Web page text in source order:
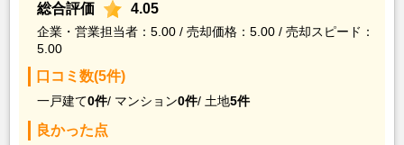
総合評価
4.05
企業・営業担当者：5.00 / 売却価格：5.00 / 売却スピード：
5.00
口コミ数(5件)
一戸建て0件/ マンション0件/ 土地5件
良かった点